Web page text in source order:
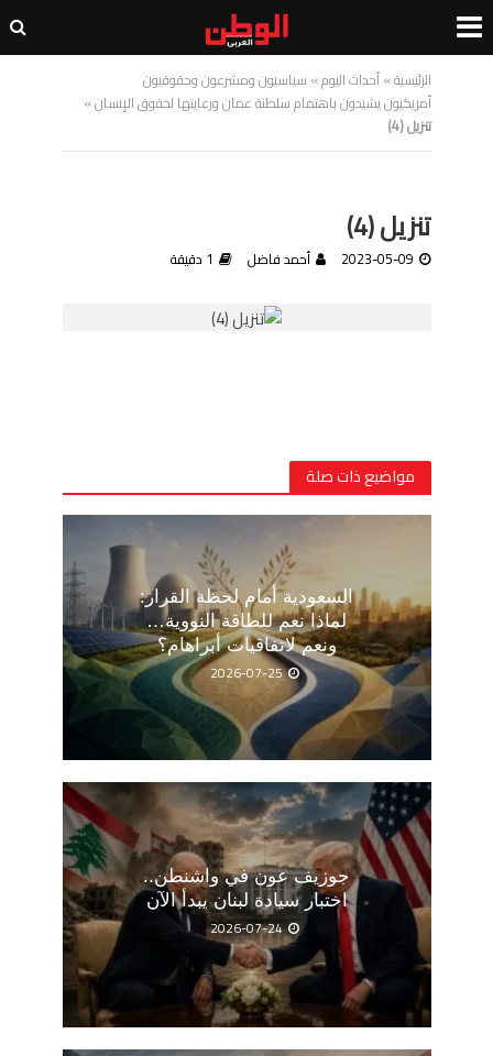
الرئيسية»أحداث اليوم» سياسيون ومشرعون وحقوقيون
أمريكيون يشيدون باهتمام سلطنة عمان ورعايتها لحقوق الإنسان»
تنزيل (4)
تنزيل (4)
2023-05-09 أحمد فاضل 1 دقيقة
مواضيع ذات صلة
السعودية أمام لحظة القرار:
لماذا نعم للطاقة النووية…
ونعم لاتفاقيات أبراهام؟
2026-07-25
جوزيف عون في واشنطن..
اختبار سيادة لبنان يبدأ الآن
2026-07-24